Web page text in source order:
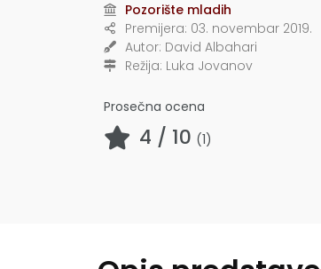
Pozorište mladih
Premijera: 03. novembar 2019.
Autor: David Albahari
Režija: Luka Jovanov
Prosečna ocena
4 / 10 (1)